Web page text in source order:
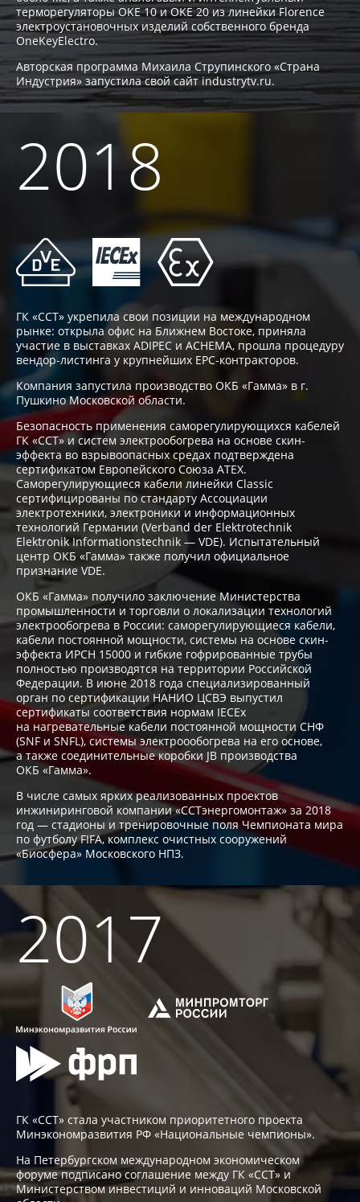
терморегуляторы OKE 10 и OKE 20 из линейки Florence
электроустановочных изделий собственного бренда
OneKeyElectro.
Авторская программа Михаила Струпинского «Страна
Индустрия» запустила свой сайт industrytv.ru.
2018
ГК «ССТ» укрепила свои позиции на международном
рынке: открыла офис на Ближнем Востоке, приняла
участие в выставках ADIPEC и ACHEMA, прошла процедуру
вендор-листинга у крупнейших EPC-контракторов.
Компания запустила производство ОКБ «Гамма» в г.
Пушкино Московской области.
Безопасность применения саморегулирующихся кабелей
ГК «ССТ» и систем электрообогрева на основе скин-
эффекта во взрывоопасных средах подтверждена
сертификатом Европейского Союза ATEX.
Саморегулирующиеся кабели линейки Classic
сертифицированы по стандарту Ассоциации
электротехники, электроники и информационных
технологий Германии (Verband der Elektrotechnik
Elektronik Informationstechnik — VDE). Испытательный
центр ОКБ «Гамма» также получил официальное
признание VDE.
ОКБ «Гамма» получило заключение Министерства
промышленности и торговли о локализации технологий
электрообогрева в России: саморегулирующиеся кабели,
кабели постоянной мощности, системы на основе скин-
эффекта ИРСН 15000 и гибкие гофрированные трубы
полностью производятся на территории Российской
Федерации. В июне 2018 года специализированный
орган по сертификации НАНИО ЦСВЭ выпустил
сертификаты соответствия нормам IECEx
на нагревательные кабели постоянной мощности СНФ
(SNF и SNFL), системы электроообогрева на его основе,
а также соединительные коробки JB производства
ОКБ «Гамма».
В числе самых ярких реализованных проектов
инжиниринговой компании «ССТэнергомонтаж» за 2018
год — стадионы и тренировочные поля Чемпионата мира
по футболу FIFA, комплекс очистных сооружений
«Биосфера» Московского НПЗ.
2017
ГК «ССТ» стала участником приоритетного проекта
Минэкономразвития РФ «Национальные чемпионы».
На Петербургском международном экономическом
форуме подписано соглашение между ГК «ССТ» и
Министерством инвестиций и инноваций Московской